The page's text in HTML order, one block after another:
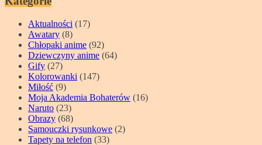
Aktualności (17)
Awatary (8)
Chłopaki anime (92)
Dziewczyny anime (64)
Gify (27)
Kolorowanki (147)
Miłość (9)
Moja Akademia Bohaterów (16)
Naruto (23)
Obrazy (68)
Samouczki rysunkowe (2)
Tapety na telefon (33)